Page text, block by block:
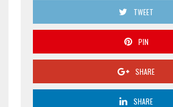
TWEET
PIN
SHARE
SHARE